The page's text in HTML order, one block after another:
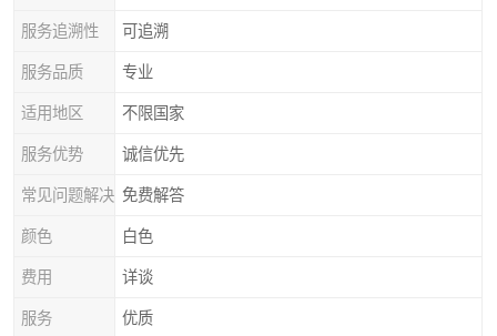
服务追溯性 可追溯
服务品质 专业
适用地区 不限国家
服务优势 诚信优先
常见问题解决 免费解答
颜色 白色
费用 详谈
服务 优质